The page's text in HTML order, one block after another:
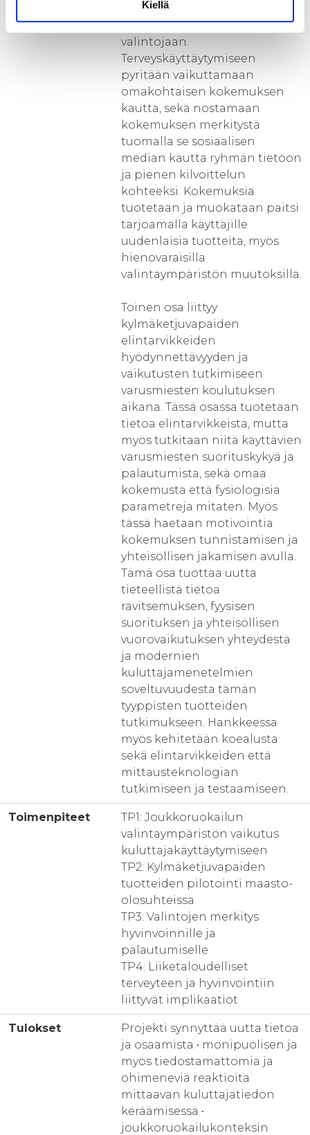
Kiellä
saada vain siellä, missä
kuluttajat tekevät arkisia
valintojaan.
Terveyskäyttäytymiseen
pyritään vaikuttamaan
omakohtaisen kokemuksen
kautta, sekä nostamaan
kokemuksen merkitystä
tuomalla se sosiaalisen
median kautta ryhmän tietoon
ja pienen kilvoittelun
kohteeksi. Kokemuksia
tuotetaan ja muokataan paitsi
tarjoamalla käyttäjille
uudenlaisia tuotteita, myös
hienovaraisilla
valintaympäristön muutoksilla.
Toinen osa liittyy
kylmäketjuvapaiden
elintarvikkeiden
hyödynnettävyyden ja
vaikutusten tutkimiseen
varusmiesten koulutuksen
aikana. Tässä osassa tuotetaan
tietoa elintarvikkeista, mutta
myös tutkitaan niitä käyttävien
varusmiesten suorituskykyä ja
palautumista, sekä omaa
kokemusta että fysiologisia
parametreja mitaten. Myös
tässä haetaan motivointia
kokemuksen tunnistamisen ja
yhteisöllisen jakamisen avulla.
Tämä osa tuottaa uutta
tieteellistä tietoa
ravitsemuksen, fyysisen
suorituksen ja yhteisöllisen
vuorovaikutuksen yhteydestä
ja modernien
kuluttajamenetelmien
soveltuvuudesta tämän
tyyppisten tuotteiden
tutkimukseen. Hankkeessa
myös kehitetään koealusta
sekä elintarvikkeiden että
mittausteknologian
tutkimiseen ja testaamiseen.
Toimenpiteet
TP1: Joukkoruokailun
valintaympäristön vaikutus
kuluttajakäyttäytymiseen
TP2: Kylmäketjuvapaiden
tuotteiden pilotointi maasto-
olosuhteissa
TP3: Valintojen merkitys
hyvinvoinnille ja
palautumiselle
TP4: Liiketaloudelliset
terveyteen ja hyvinvointiin
liittyvät implikaatiot
Tulokset
Projekti synnyttää uutta tietoa
ja osaamista • monipuolisen ja
myös tiedostamattomia ja
ohimeneviä reaktioita
mittaavan kuluttajatiedon
keräämisessä •
joukkoruokailukonteksin